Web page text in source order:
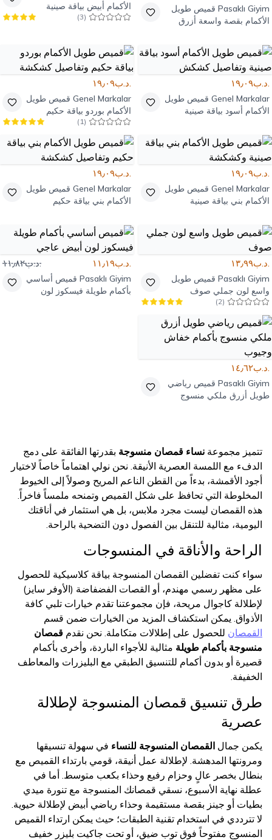
Pasaklı Giyim قميص طويل
الأكمام بقصة واسعة أزرق
الأكمام أبيض بياقة صينية
وتفاصيل كشكشة
(
3
)
.د.ب١٩٫٠٩
Genel Markalar قميص طويل
الأكمام أسود بياقة صينية
.د.ب١٩٫٠٩
Genel Markalar قميص طويل
الأكمام بوردو بياقة حكيم
وتفاصيل كشكشة
(
1
)
.د.ب١٩٫٠٩
Genel Markalar قميص طويل
الأكمام بني بياقة صينية
.د.ب١٩٫٠٩
Genel Markalar قميص طويل
الأكمام بني بياقة حكيم
.د.ب١٣٫٩٩
Pasaklı Giyim قميص طويل
واسع لون جملي صوف
(
2
)
.د.ب١١٫١٩ .د.ب١١٫٨٢
Pasaklı Giyim قميص أساسي
بأكمام طويلة فيسكوز لون
.د.ب١٤٫٦٢
Pasaklı Giyim قميص رياضي
طويل أزرق ملكي منسوج
تتميز مجموعة نساء قمصان منسوجة بقدرتها الفائقة على دمج
الدفء مع اللمسة العصرية الأنيقة. نحن نولي اهتماماً خاصاً لاختيار
أجود الأقمشة، بدءاً من القطن الناعم المريح وصولاً إلى الخيوط
المخلوطة التي تحافظ على شكل القميص وتمنحه ملمساً فاخراً.
هذه القمصان ليست مجرد ملابس، بل هي استثمار في أناقتك
اليومية، مثالية للتنقل بين الفصول دون التضحية بالراحة.
الراحة والأناقة في المنسوجات
سواء كنت تفضلين القمصان المنسوجة بياقة كلاسيكية للحصول
على مظهر رسمي مهندم، أو القصات الفضفاضة (الأوفر سايز)
لإطلالة كاجوال مريحة، فإن مجموعتنا تقدم خيارات تلبي كافة
الأذواق. يمكن استكشاف المزيد من الخيارات ضمن قسم
القمصان للحصول على إطلالات متكاملة. نحن نقدم قمصان
منسوجة بأكمام طويلة مثالية للأجواء الباردة، وأخرى بأكمام
قصيرة أو بدون أكمام للتنسيق الطبقي مع البليزرات والمعاطف
الخفيفة.
طرق تنسيق قمصان المنسوجة لإطلالة
عصرية
يكمن جمال القمصان المنسوجة للنساء في سهولة تنسيقها
ومرونتها المدهشة. لإطلالة عمل أنيقة، قومي بارتداء القميص مع
بنطال بخصر عالٍ وحزام رفيع وحذاء بكعب متوسط. أما في
عطلة نهاية الأسبوع، نسقي قمصانك المنسوجة مع تنورة ميدي
بطيات أو جينز بقصة مستقيمة وحذاء رياضي أبيض لإطلالة حيوية.
لا تترددي في استخدام تقنية الطبقات؛ حيث يمكن ارتداء القميص
المنسوج مفتوحاً فوق توب ضيق، أو تحت جاكيت بليزر خفيف